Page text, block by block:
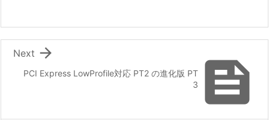

PCI Express LowProfile対応 PT2 の進化版 PT
3

Next